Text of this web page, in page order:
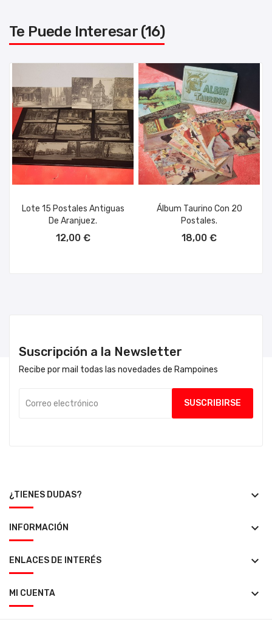
Te Puede Interesar (16)
Lote 15 Postales Antiguas
De Aranjuez.
12,00 €
Álbum Taurino Con 20
Postales.
18,00 €
Suscripción a la Newsletter
Recibe por mail todas las novedades de Rampoines
¿TIENES DUDAS? keyboard_arrow_down
INFORMACIÓN keyboard_arrow_down
ENLACES DE INTERÉS keyboard_arrow_down
MI CUENTA keyboard_arrow_down